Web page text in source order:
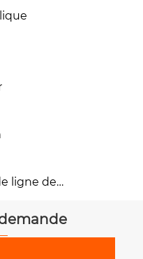
ligne de